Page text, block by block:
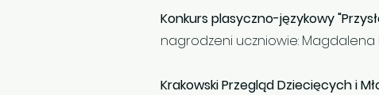
Konkurs plasyczno-językowy
nagrodzeni uczniowie: Magdalena
Krakowski Przegląd Dziecięcych i